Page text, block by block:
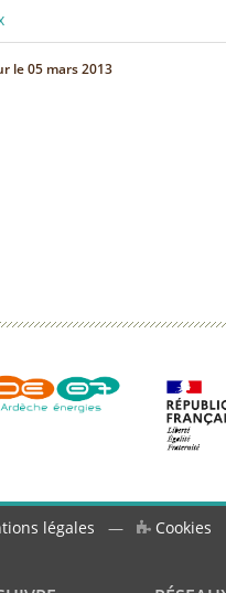
le05 mars 2013
légales — Cookies